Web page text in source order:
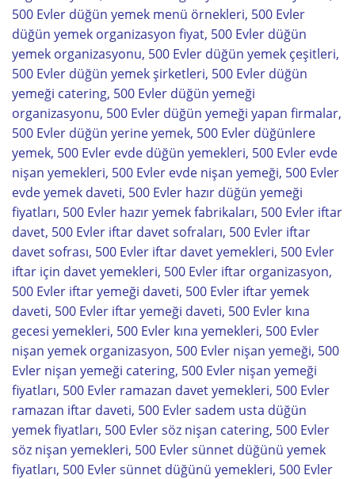
500 Evler düğün yemek menü örnekleri, 500 Evler
düğün yemek organizasyon fiyat, 500 Evler düğün
yemek organizasyonu, 500 Evler düğün yemek çeşitleri,
500 Evler düğün yemek şirketleri, 500 Evler düğün
yemeği catering, 500 Evler düğün yemeği
organizasyonu, 500 Evler düğün yemeği yapan firmalar,
500 Evler düğün yerine yemek, 500 Evler düğünlere
yemek, 500 Evler evde düğün yemekleri, 500 Evler evde
nişan yemekleri, 500 Evler evde nişan yemeği, 500 Evler
evde yemek daveti, 500 Evler hazır düğün yemeği
fiyatları, 500 Evler hazır yemek fabrikaları, 500 Evler iftar
davet, 500 Evler iftar davet sofraları, 500 Evler iftar
davet sofrası, 500 Evler iftar davet yemekleri, 500 Evler
iftar için davet yemekleri, 500 Evler iftar organizasyon,
500 Evler iftar yemeği daveti, 500 Evler iftar yemek
daveti, 500 Evler iftar yemeği daveti, 500 Evler kına
gecesi yemekleri, 500 Evler kına yemekleri, 500 Evler
nişan yemek organizasyon, 500 Evler nişan yemeği, 500
Evler nişan yemeği catering, 500 Evler nişan yemeği
fiyatları, 500 Evler ramazan davet yemekleri, 500 Evler
ramazan iftar daveti, 500 Evler sadem usta düğün
yemek fiyatları, 500 Evler söz nişan catering, 500 Evler
söz nişan yemekleri, 500 Evler sünnet düğünü yemek
fiyatları, 500 Evler sünnet düğünü yemekleri, 500 Evler